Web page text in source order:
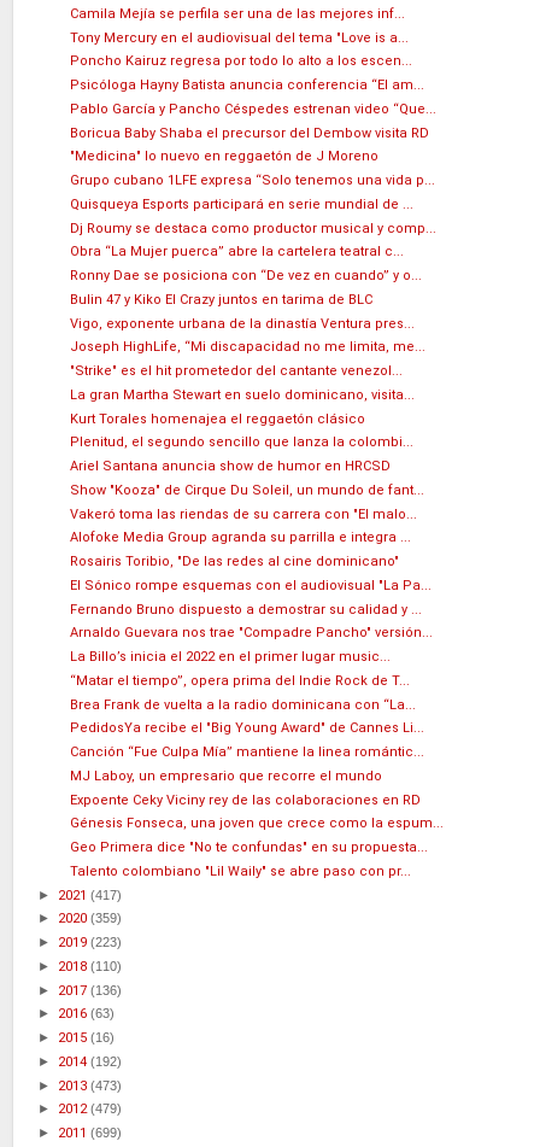
Camila Mejía se perfila ser una de las mejores inf...
Tony Mercury en el audiovisual del tema "Love is a...
Poncho Kairuz regresa por todo lo alto a los escen...
Psicóloga Hayny Batista anuncia conferencia “El am...
Pablo García y Pancho Céspedes estrenan video “Que...
Boricua Baby Shaba el precursor del Dembow visita RD
"Medicina" lo nuevo en reggaetón de J Moreno
Grupo cubano 1LFE expresa “Solo tenemos una vida p...
Quisqueya Esports participará en serie mundial de ...
Dj Roumy se destaca como productor musical y comp...
Obra “La Mujer puerca” abre la cartelera teatral c...
Ronny Dae se posiciona con “De vez en cuando” y o...
Bulin 47 y Kiko El Crazy juntos en tarima de BLC
Vigo, exponente urbana de la dinastía Ventura pres...
Joseph HighLife, “Mi discapacidad no me limita, me...
"Strike" es el hit prometedor del cantante venezol...
La gran Martha Stewart en suelo dominicano, visita...
Kurt Torales homenajea el reggaetón clásico
Plenitud, el segundo sencillo que lanza la colombi...
Ariel Santana anuncia show de humor en HRCSD
Show "Kooza" de Cirque Du Soleil, un mundo de fant...
Vakeró toma las riendas de su carrera con "El malo...
Alofoke Media Group agranda su parrilla e integra ...
Rosairis Toribio, "De las redes al cine dominicano"
El Sónico rompe esquemas con el audiovisual "La Pa...
Fernando Bruno dispuesto a demostrar su calidad y ...
Arnaldo Guevara nos trae "Compadre Pancho" versión...
La Billo’s inicia el 2022 en el primer lugar music...
“Matar el tiempo”, opera prima del Indie Rock de T...
Brea Frank de vuelta a la radio dominicana con “La...
PedidosYa recibe el "Big Young Award" de Cannes Li...
Canción “Fue Culpa Mía” mantiene la linea romántic...
MJ Laboy, un empresario que recorre el mundo
Expoente Ceky Viciny rey de las colaboraciones en RD
Génesis Fonseca, una joven que crece como la espum...
Geo Primera dice "No te confundas" en su propuesta...
Talento colombiano "Lil Waily" se abre paso con pr...
► 2021 (417)
► 2020 (359)
► 2019 (223)
► 2018 (110)
► 2017 (136)
► 2016 (63)
► 2015 (16)
► 2014 (192)
► 2013 (473)
► 2012(479)
► 2011 (699)